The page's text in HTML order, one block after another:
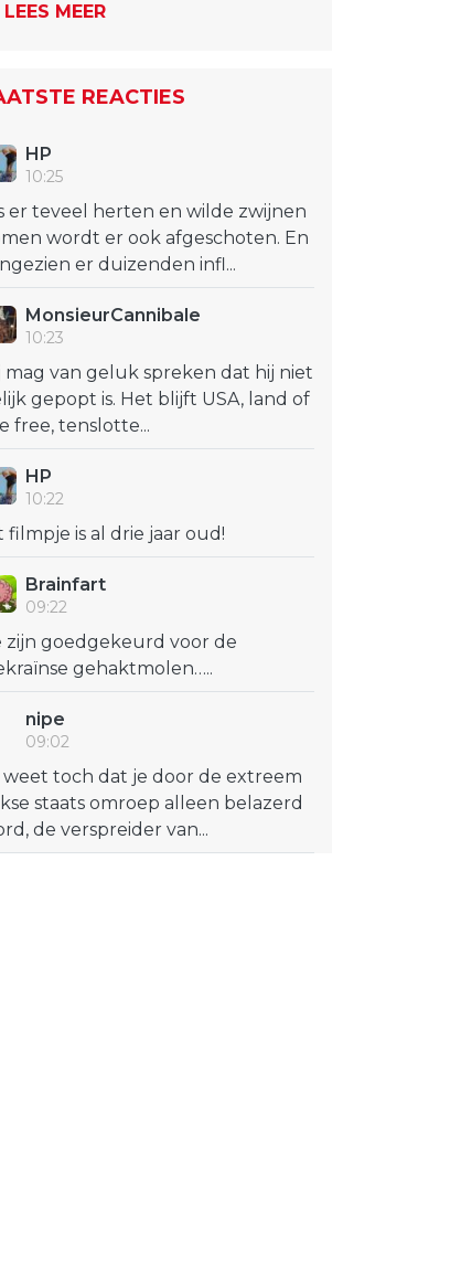
LEES MEER
REACTIES
HP
10:25
er teveel herten en wilde zwijnen
wordt er ook afgeschoten. En
er duizenden infl...
MonsieurCannibale
10:23
mag van geluk spreken dat hij niet
gepopt is. Het blijft USA, land of
free, tenslotte...
HP
10:22
filmpje is al drie jaar oud!
Brainfart
09:22
zijn goedgekeurd voor de
gehaktmolen…..
nipe
09:02
weet toch dat je door de extreem
staats omroep alleen belazerd
de verspreider van...